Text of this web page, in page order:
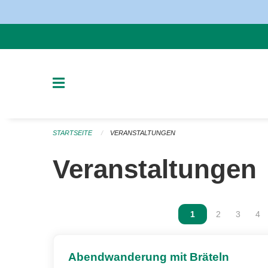
STARTSEITE VERANSTALTUNGEN
Veranstaltungen
Vous êtes sur la
1 Vous êtes
2 Vous
3 4
Abendwanderung mit Bräteln